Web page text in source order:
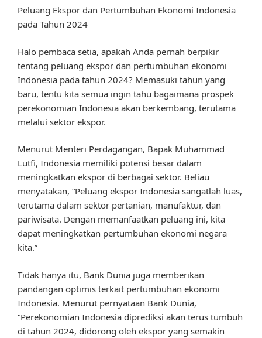
Peluang Ekspor dan Pertumbuhan Ekonomi Indonesia
pada Tahun 2024
Halo pembaca setia, apakah Anda pernah berpikir
tentang peluang ekspor dan pertumbuhan ekonomi
Indonesia pada tahun 2024? Memasuki tahun yang
baru, tentu kita semua ingin tahu bagaimana prospek
perekonomian Indonesia akan berkembang, terutama
melalui sektor ekspor.
Menurut Menteri Perdagangan, Bapak Muhammad
Lutfi, Indonesia memiliki potensi besar dalam
meningkatkan ekspor di berbagai sektor. Beliau
menyatakan, “Peluang ekspor Indonesia sangatlah luas,
terutama dalam sektor pertanian, manufaktur, dan
pariwisata. Dengan memanfaatkan peluang ini, kita
dapat meningkatkan pertumbuhan ekonomi negara
kita.”
Tidak hanya itu, Bank Dunia juga memberikan
pandangan optimis terkait pertumbuhan ekonomi
Indonesia. Menurut pernyataan Bank Dunia,
“Perekonomian Indonesia diprediksi akan terus tumbuh
di tahun 2024, didorong oleh ekspor yang semakin